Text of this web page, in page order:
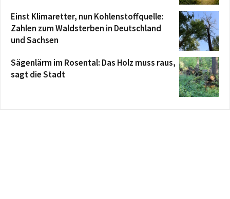
Einst Klimaretter, nun Kohlenstoffquelle:
Zahlen zum Waldsterben in Deutschland
und Sachsen
Sägenlärm im Rosental: Das Holz muss raus,
sagt die Stadt